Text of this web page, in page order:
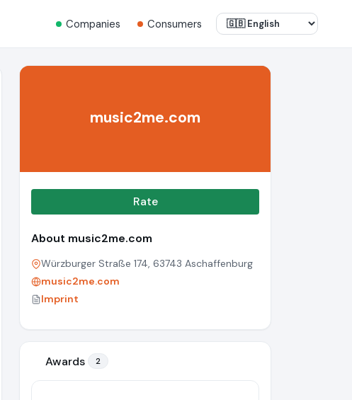
Companies Consumers
music2me.com
Rate
About music2me.com
Würzburger Straße 174, 63743 Aschaffenburg
music2me.com
Imprint
Awards 2